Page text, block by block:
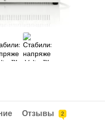
Отзывы 2